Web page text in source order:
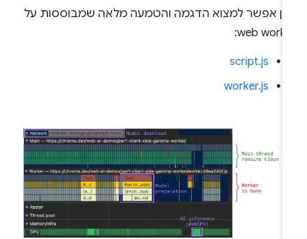
אפשר למצוא הדגמה והטמעה מלאה שמבוססות על
web
script.js
worker.js